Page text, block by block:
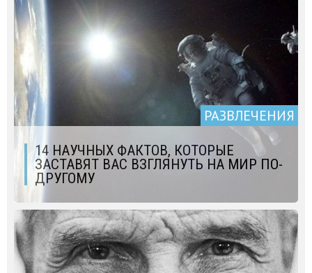
РАЗВЛЕЧЕНИЯ
14 НАУЧНЫХ ФАКТОВ, КОТОРЫЕ
ЗАСТАВЯТ ВАС ВЗГЛЯНУТЬ НА МИР ПО-
ДРУГОМУ